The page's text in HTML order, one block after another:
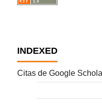
INDEXED
Citas de Google